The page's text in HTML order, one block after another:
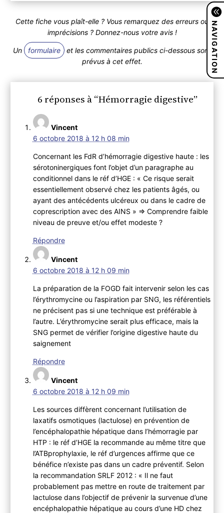
Cette fiche vous plaît-elle ? Vous remarquez des erreurs ou
imprécisions ? Donnez-nous votre avis !
Un formulaire
et les commentaires publics ci-dessous sont
prévus à cet effet.
6 réponses à “Hémorragie digestive”
Vincent
6 octobre 2018 à 12 h 08 min
Concernant les FdR d’hémorragie digestive haute : les
sérotoninergiques font l’objet d’un paragraphe au
conditionnel dans le réf d’HGE : « Ce risque serait
essentiellement observé chez les patients âgés, ou
ayant des antécédents ulcéreux ou dans le cadre de
coprescription avec des AINS » => Comprendre faible
niveau de preuve et/ou effet modeste ?
Répondre
Vincent
6 octobre 2018 à 12 h 09 min
La préparation de la FOGD fait intervenir selon les cas
l’érythromycine ou l’aspiration par SNG, les référentiels
ne précisent pas si une technique est préférable à
l’autre. L’érythromycine serait plus efficace, mais la
SNG permet de vérifier l’origine digestive haute du
saignement
Répondre
Vincent
6 octobre 2018 à 12 h 09 min
Les sources diffèrent concernant l’utilisation de
laxatifs osmotiques (lactulose) en prévention de
l’encéphalopathie hépatique dans l’hémorragie par
HTP : le réf d’HGE la recommande au même titre que
l’ATBprophylaxie, le réf d’urgences affirme que ce
bénéfice n’existe pas dans un cadre préventif. Selon
la recommandation SRLF 2012 : « Il ne faut
probablement pas mettre en route de traitement par
lactulose dans l’objectif de prévenir la survenue d’une
encéphalopathie hépatique au cours d’une HD chez
NAVIGATION